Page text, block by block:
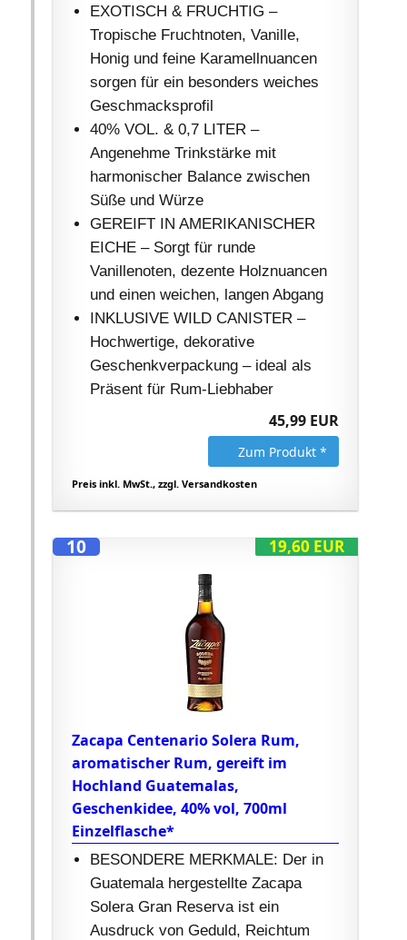
EXOTISCH & FRUCHTIG –
Tropische Fruchtnoten, Vanille,
Honig und feine Karamellnuancen
sorgen für ein besonders weiches
Geschmacksprofil
40% VOL. & 0,7 LITER –
Angenehme Trinkstärke mit
harmonischer Balance zwischen
Süße und Würze
GEREIFT IN AMERIKANISCHER
EICHE – Sorgt für runde
Vanillenoten, dezente Holznuancen
und einen weichen, langen Abgang
INKLUSIVE WILD CANISTER –
Hochwertige, dekorative
Geschenkverpackung – ideal als
Präsent für Rum-Liebhaber
45,99 EUR
Zum Produkt *
Preis inkl. MwSt., zzgl. Versandkosten
19,60 EUR
10
Zacapa Centenario Solera Rum,
aromatischer Rum, gereift im
Hochland Guatemalas,
Geschenkidee, 40% vol, 700ml
Einzelflasche*
BESONDERE MERKMALE: Der in
Guatemala hergestellte Zacapa
Solera Gran Reserva ist ein
Ausdruck von Geduld, Reichtum